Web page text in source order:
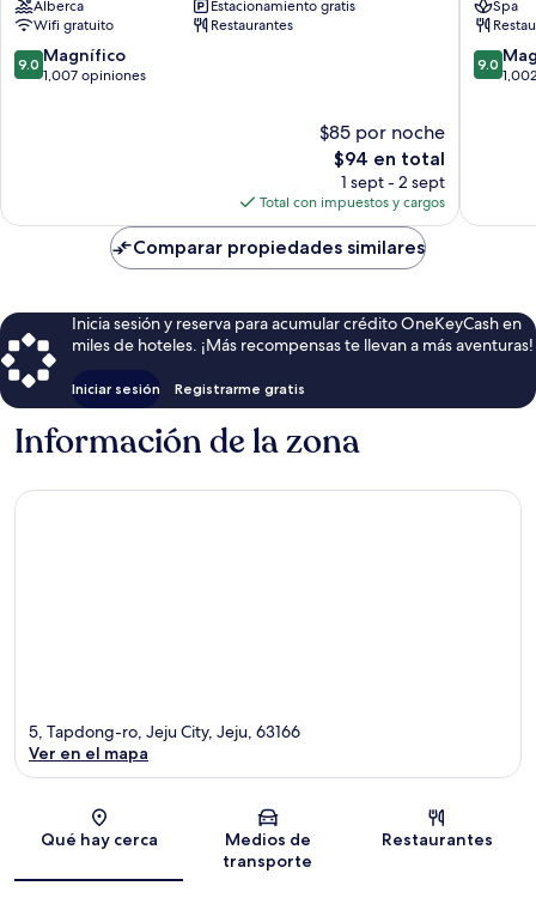
de
la
ciudad
de
Alberca
Estacionamiento gratis
Wifi gratuito
Restaurantes
9.0
de
9.0 Magnífico
1,007 opiniones
$85 por noche
El
precio
actual
es
de
$94
$94 en total
1 sept - 2 sept
Total con impuestos y cargos
de
la
ciudad
de
Spa
9.0
de
9.0
Comparar propiedades similares
Inicia sesión y reserva para acumular crédito OneKeyCash en
miles de hoteles. ¡Más recompensas te llevan a más aventuras!
Iniciar sesión Registrarme gratis
Información de la zona
Sección del mapa
5, Tapdong-ro, Jeju City, Jeju, 63166
Ver en el mapa
Qué hay cerca
Medios de
transporte
Restaurantes